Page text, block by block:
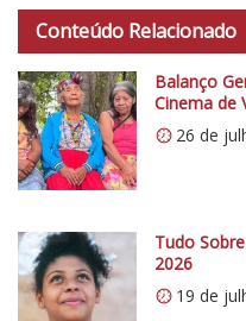
t
p
s
:
/
/
0
.
w
Conteúdo Relacionado
Balanço
Cinema de
26 de
Tudo
2026
19 de